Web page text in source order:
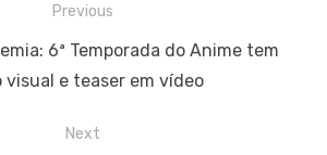
Previous
6ª Temporada do Anime tem
visual e teaser em vídeo
Next